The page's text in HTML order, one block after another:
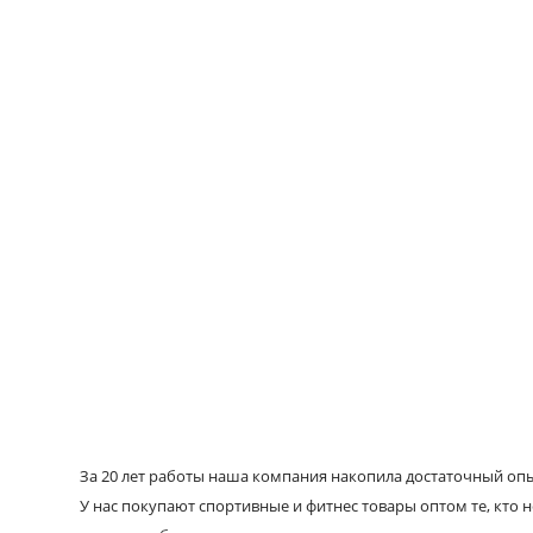
За 20 лет работы наша компания накопила достаточный
У нас покупают спортивные и фитнес товары оптом те, кто